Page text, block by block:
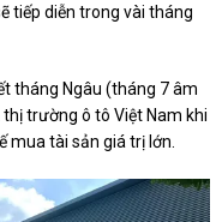
tiếp diễn trong vài tháng
tháng Ngâu (tháng 7 âm
trường ô tô Việt Nam khi
mua tài sản giá trị lớn.